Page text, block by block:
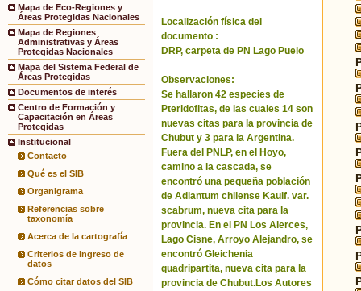
Mapa de Eco-Regiones y
Áreas Protegidas Nacionales
Mapa de Regiones
Administrativas y Áreas
Protegidas Nacionales
Mapa del Sistema Federal de
Áreas Protegidas
Documentos de interés
Centro de Formación y
Capacitación en Áreas
Protegidas
Institucional
Contacto
Qué es el SIB
Organigrama
Referencias sobre
taxonomía
Acerca de la cartografía
Criterios de ingreso de
datos
Cómo citar datos del SIB
Localización física del
documento :
DRP, carpeta de PN Lago Puelo
Observaciones:
Se hallaron 42 especies de
Pteridofitas, de las cuales 14 son
nuevas citas para la provincia de
Chubut y 3 para la Argentina.
Fuera del PNLP, en el Hoyo,
camino a la cascada, se
encontró una pequeña población
de Adiantum chilense Kaulf. var.
scabrum, nueva cita para la
provincia. En el PN Los Alerces,
Lago Cisne, Arroyo Alejandro, se
encontró Gleichenia
quadripartita, nueva cita para la
provincia de Chubut.Los Autores